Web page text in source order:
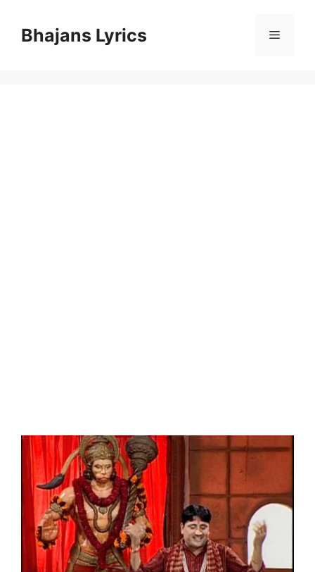
contentBhajans Lyrics Menu